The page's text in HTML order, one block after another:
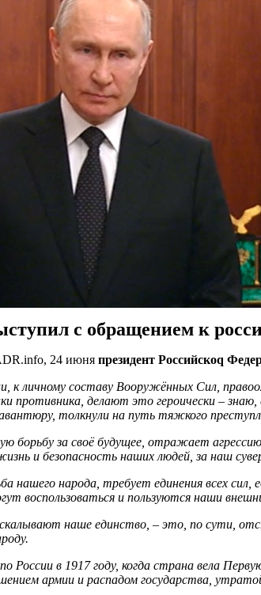
с обращением к
24 июня президент Российскоq
к личному составу Вооружённых Сил,
противника, делают это героически –
толкнули на путь тяжкого
борьбу за своё будущее, отражает
и безопасность наших людей, за наш
нашего народа, требует единения всех
воспользоваться и пользуются наши
наше единство, – это, по сути,
России в 1917 году, когда страна вела
армии и распадом государства,